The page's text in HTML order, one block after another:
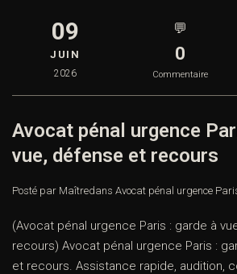
09
JUIN
2026
💬
0
Commentaire
Avocat pénal urgence
vue, défense et recours
Posté par Maîtredans Avocat pénal urgence
(Avocat pénal urgence Paris : garde à
recours) Avocat pénal urgence Paris :
et recours. Assistance rapide, audition,